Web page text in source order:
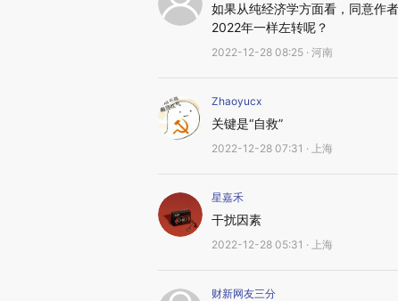
如果从纯经济学方面看，同意作
2022年一样左转呢？
2022-12-28 08:25 · 河南
Zhaoyucx
关键是“自救”
2022-12-28 07:31 · 上海
星嘉禾
干扰因素
2022-12-28 05:31 · 上海
财新网友三分